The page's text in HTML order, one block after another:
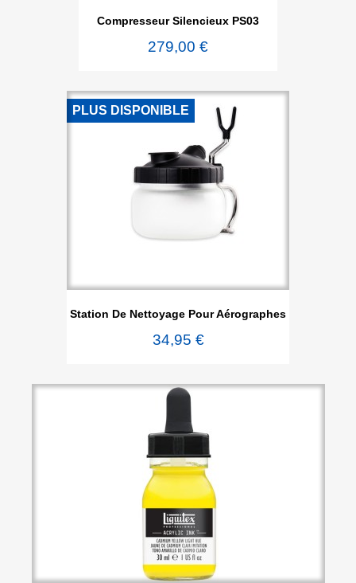
Compresseur Silencieux PS03
279,00 €
Station De Nettoyage Pour Aérographes
34,95 €
PLUS DISPONIBLE